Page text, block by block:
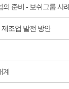
준비 - 보쉬그룹 사례
조업 발전 방안
계